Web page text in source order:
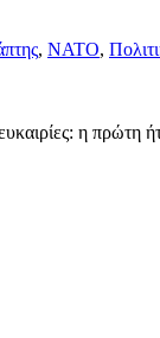
, ΝΑΤΟ,
η πρώτη